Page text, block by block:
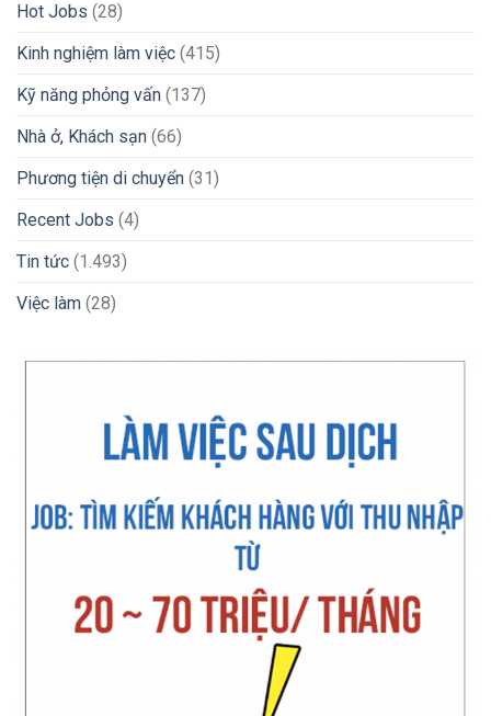
Hot Jobs (28)
Kinh nghiệm làm việc (415)
Kỹ năng phỏng vấn (137)
Nhà ở, Khách sạn (66)
Phương tiện di chuyển (31)
Recent Jobs (4)
Tin tức (1.493)
Việc làm (28)